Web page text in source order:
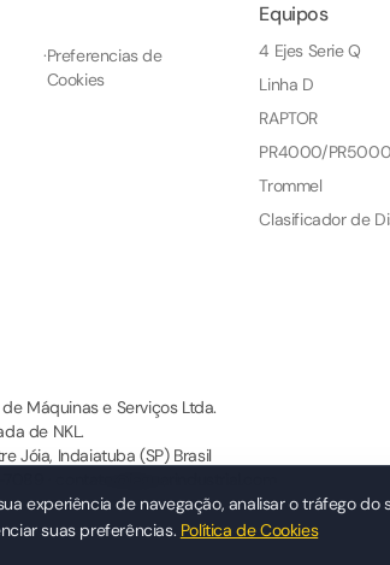
·Preferencias de
Cookies
Equipos
4 Ejes Serie Q
Linha D
RAPTOR
PR4000/PR5000
Trommel
Clasificador de
Máquinas e Serviços Ltda.
de NKL.
Jóia, Indaiatuba (SP) Brasil
experiência de navegação, analisar o tráfego
suas preferências. Política de Cookies